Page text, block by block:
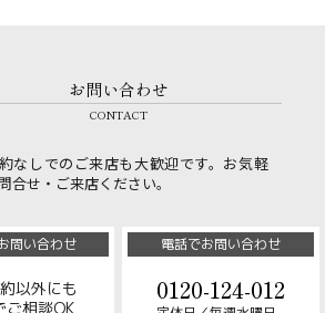
お問い合わせ
CONTACT
なしでのご来店も大歓迎です。お気軽
合せ・ご来店ください。
問い合わせ
以外にも
ご相談OK
電話でお問い合わせ
0120-124-012